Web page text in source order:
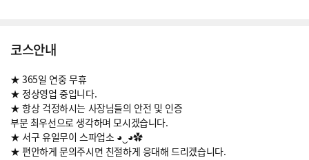
코스안내
★ 365일 연중 무휴
★ 정상영업 중입니다.
★ 항상 걱정하시는 사장님들의 안전 및 인증
부분 최우선으로 생각하며 모시겠습니다.
★ 서구 유일무이 스파업소 ◕‿◕✿
★ 편안하게 문의주시면 친절하게 응대해 드리겠습니다.